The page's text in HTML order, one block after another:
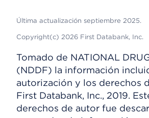
Última actualización septiembre 2025.
Copyright(c) 2026 First Databank, Inc.
Tomado de NATIONAL
(NDDF) la información
autorización y los derechos
First Databank, Inc., 2019.
derechos de autor fue